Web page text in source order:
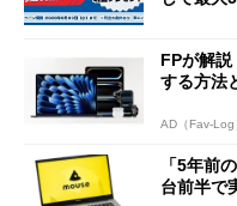
FPが解
する方法
AD（Fav-Log
「5年前
台前半で